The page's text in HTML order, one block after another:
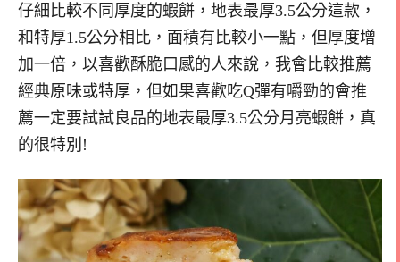
仔細比較不同厚度的蝦餅，地表最厚3.5公分這款，
和特厚1.5公分相比，面積有比較小一點，但厚度增
加一倍，以喜歡酥脆口感的人來說，我會比較推薦
經典原味或特厚，但如果喜歡吃Q彈有嚼勁的會推
薦一定要試試良品的地表最厚3.5公分月亮蝦餅，真
的很特別!